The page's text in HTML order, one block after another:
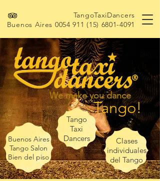
TangoTaxiDancers
Buenos Aires 0054 911 (15) 6801-4091
Buenos Aires
Tango Salon
Bien del piso
Clases
individuales
del Tango
We make you dance
Tango!
Tango
Taxi
Dancers